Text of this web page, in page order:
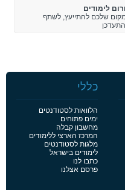
לימודים
שלכם להתייעץ, לשתף
כללי
הלוואות לסטודנטים
ימים פתוחים
מחשבון קבלה
המרכז הארצי ללימודים
מלגות לסטודנטים
לימודים בישראל
כתבו לנו
פרסם אצלנו